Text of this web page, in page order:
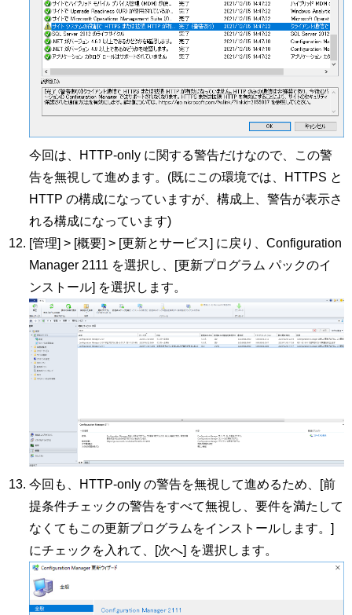
今回は、HTTP-only に関する警告だけなので、この警
告を無視して進めます。(既にこの環境では、HTTPS と
HTTP の構成になっていますが、構成上、警告が表示さ
れる構成になっています)
[管理] > [概要] > [更新とサービス] に戻り、Configuration
Manager 2111 を選択し、[更新プログラム パックのイ
ンストール] を選択します。
今回も、HTTP-only の警告を無視して進めるため、[前
提条件チェックの警告をすべて無視し、要件を満たして
なくてもこの更新プログラムをインストールします。]
にチェックを入れて、[次へ] を選択します。